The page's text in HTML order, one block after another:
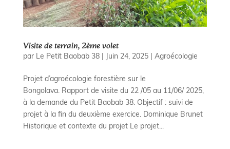
Visite de terrain, 2ème volet
par Le Petit Baobab 38| Juin 24, 2025| Agroécologie
Projet d’agroécologie forestière sur le
Bongolava. Rapport de visite du 22 /05 au 11/06/ 2025,
à la demande du Petit Baobab 38. Objectif : suivi de
projet à la fin du deuxième exercice. Dominique Brunet
Historique et contexte du projet Le projet...